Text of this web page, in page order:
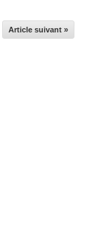
Article suivant »